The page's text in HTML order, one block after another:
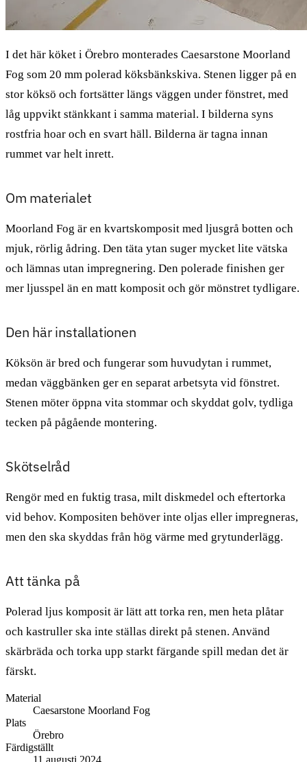
I det här köket i Örebro monterades Caesarstone Moorland
Fog som 20 mm polerad köksbänkskiva. Stenen ligger på en
stor köksö och fortsätter längs väggen under fönstret, med
låg uppvikt stänkkant i samma material. I bilderna syns
rostfria hoar och en svart häll. Bilderna är tagna innan
rummet var helt inrett.
Om materialet
Moorland Fog är en kvartskomposit med ljusgrå botten och
mjuk, rörlig ådring. Den täta ytan suger mycket lite vätska
och lämnas utan impregnering. Den polerade finishen ger
mer ljusspel än en matt komposit och gör mönstret tydligare.
Den här installationen
Köksön är bred och fungerar som huvudytan i rummet,
medan väggbänken ger en separat arbetsyta vid fönstret.
Stenen möter öppna vita stommar och skyddat golv, tydliga
tecken på pågående montering.
Skötselråd
Rengör med en fuktig trasa, milt diskmedel och eftertorka
vid behov. Kompositen behöver inte oljas eller impregneras,
men den ska skyddas från hög värme med grytunderlägg.
Att tänka på
Polerad ljus komposit är lätt att torka ren, men heta plåtar
och kastruller ska inte ställas direkt på stenen. Använd
skärbräda och torka upp starkt färgande spill medan det är
färskt.
Material
Caesarstone Moorland Fog
Plats
Örebro
Färdigställt
11 augusti 2024